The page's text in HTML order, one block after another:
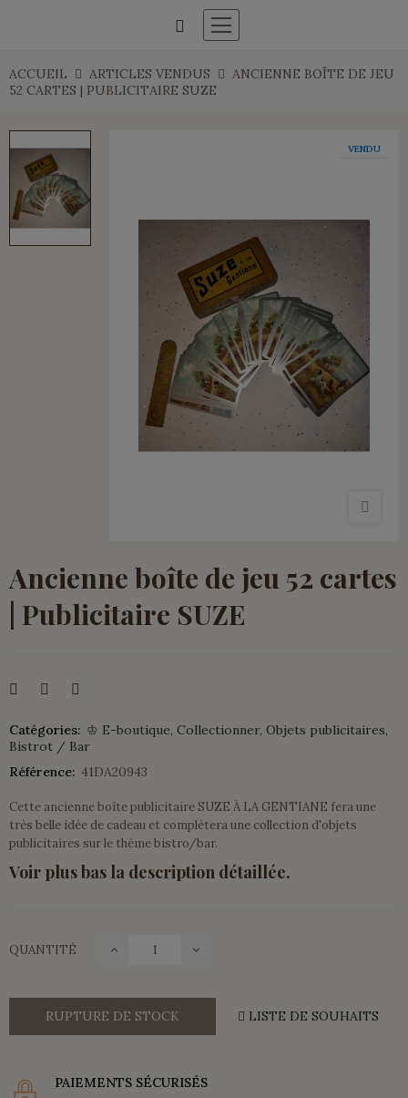
ACCUEIL ARTICLES VENDUS
ANCIENNE BOÎTE DE JEU
52 CARTES | PUBLICITAIRE SUZE
VENDU
Ancienne boîte de jeu 52 cartes
| Publicitaire SUZE
Catégories: ♔ E-boutique Collectionner Objets publicitaires
Bistrot / Bar
Référence: 41DA20943
Cette ancienne boîte publicitaire SUZE À LA GENTIANE fera une
très belle idée de cadeau et complètera une collection d'objets
publicitaires sur le thème bistro/bar.
Voir plus bas la description détaillée.
QUANTITÉ
RUPTURE DE STOCK LISTE DE SOUHAITS
PAIEMENTS SÉCURISÉS